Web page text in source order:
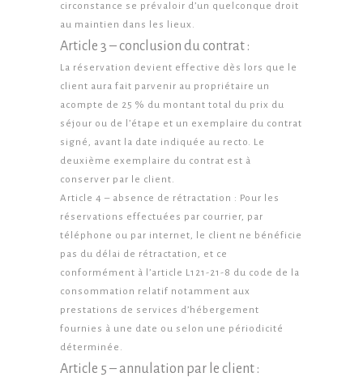
circonstance se prévaloir d’un quelconque droit
au maintien dans les lieux.
Article 3 – conclusion du contrat :
La réservation devient effective dès lors que le
client aura fait parvenir au propriétaire un
acompte de 25 % du montant total du prix du
séjour ou de l’étape et un exemplaire du contrat
signé, avant la date indiquée au recto. Le
deuxième exemplaire du contrat est à
conserver par le client.
Article 4 – absence de rétractation : Pour les
réservations effectuées par courrier, par
téléphone ou par internet, le client ne bénéficie
pas du délai de rétractation, et ce
conformément à l’article L121-21-8 du code de la
consommation relatif notamment aux
prestations de services d’hébergement
fournies à une date ou selon une périodicité
déterminée.
Article 5 – annulation par le client :